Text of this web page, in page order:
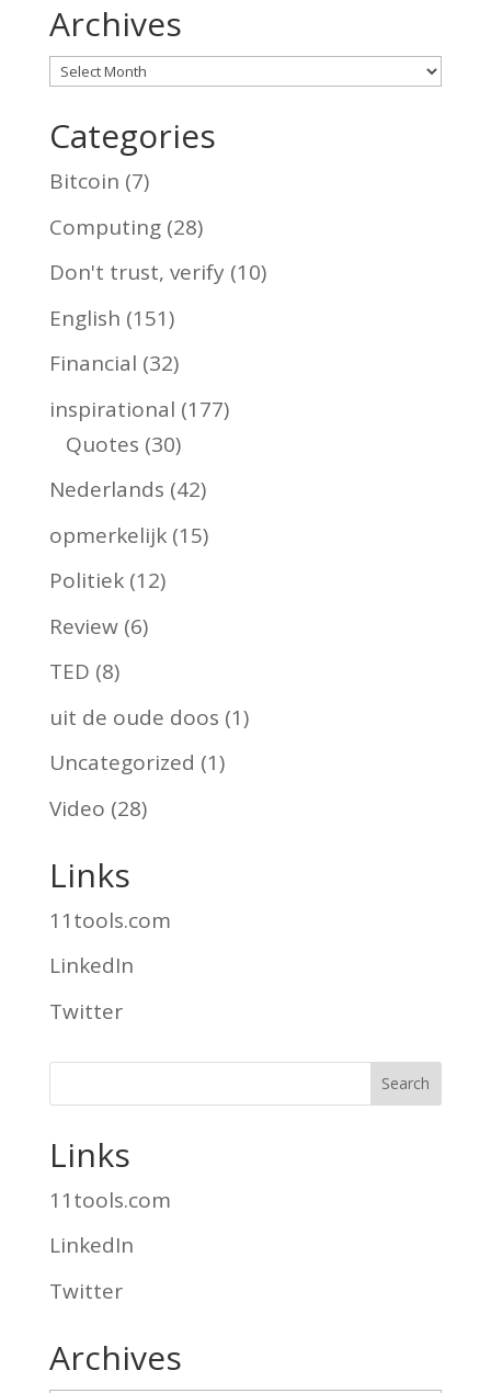
Archives
Archives
Categories
Bitcoin (7)
Computing(28)
Don't trust, verify (10)
English (151)
Financial (32)
inspirational (177)
Quotes (30)
Nederlands (42)
opmerkelijk(15)
Politiek(12)
Review(6)
TED (8)
uit de oude doos (1)
Uncategorized (1)
Video (28)
Links
11tools.com
LinkedIn
Twitter
Links
11tools.com
LinkedIn
Twitter
Archives